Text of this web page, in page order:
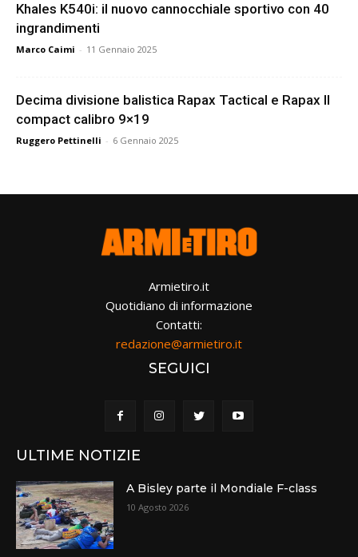
Khales K540i: il nuovo cannocchiale sportivo con 40
ingrandimenti
Marco Caimi - 11 Gennaio 2025
Decima divisione balistica Rapax Tactical e Rapax II
compact calibro 9×19
Ruggero Pettinelli - 6 Gennaio 2025
Armietiro.it
Quotidiano di informazione
Contatti:
redazione@armietiro.it
SEGUICI
ULTIME NOTIZIE
A Bisley parte il Mondiale F-class
10 Agosto 2026